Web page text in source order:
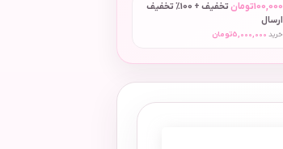
100,000تومان
تخفیف + 100٪ تخفیف
ارسال
خرید 5,000,000تومان